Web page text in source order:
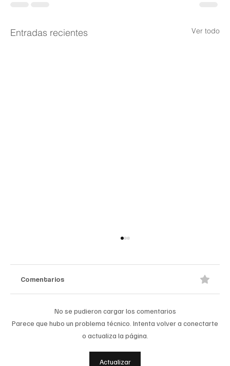
Entradas recientes Ver todo
A prisión seis integrantes del ‘Tren de
Comentarios
No se pudieron cargar los comentarios
Parece que hubo un problema técnico. Intenta volver a conectarte
o actualiza la página.
Actualizar